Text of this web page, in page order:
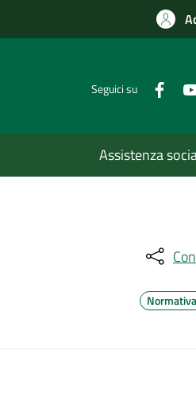
Seguici su
Assistenza